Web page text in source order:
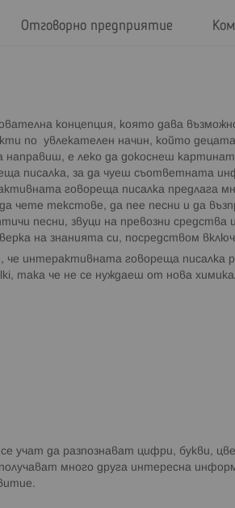
концепция, която дава
по увлекателен начин, който
направиш, е леко да докоснеш
писалка, за да чуеш съответната
говореща писалка предлага
чете текстове, да пее песни и да
песни, звуци на превозни
на знанията си, посредством
че интерактивната говореща писалка
така че не се нуждаеш от нова
учат да разпознават цифри, букви,
много друга интересна
Отговорно предприятие